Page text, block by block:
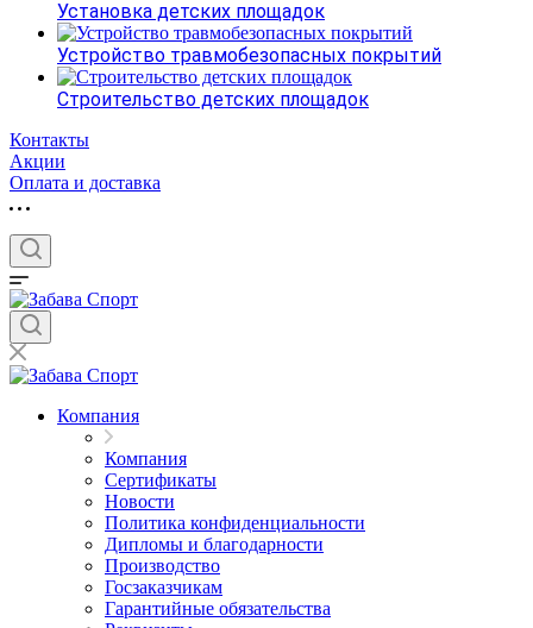
Установка детских площадок
Устройство травмобезопасных покрытий
Строительство детских площадок
Контакты
Акции
Оплата и доставка
Компания
Компания
Сертификаты
Новости
Политика конфиденциальности
Дипломы и благодарности
Производство
Госзаказчикам
Гарантийные обязательства